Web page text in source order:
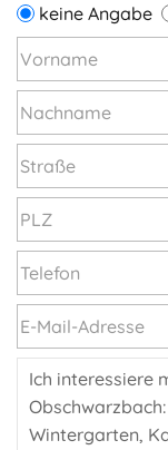
keine Angabe